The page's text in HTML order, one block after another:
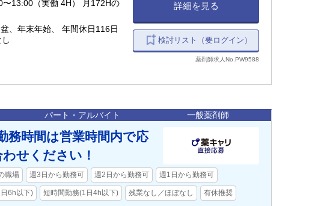
実働 4H） 月172Hの
、年末年始、 年間休日116日
詳細を見る
検討リスト（要ログイン）
薬剤師求人No.PW9588
パート・アルバイト 一般薬剤師
務時間は営業時間内で応
せください！
職場 週3日から勤務可 週2日から勤務可 週1日から勤務可
6h以下) 短時間勤務(1日4h以下) 残業なし／ほぼなし 有休推奨